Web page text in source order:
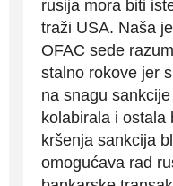
rusija mora biti
traži USA. Naša
OFAC sede
stalno rokove jer
na snagu
kolabirala i ostala
kršenja sankcija
omogućava rad